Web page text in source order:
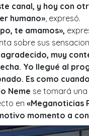
canal, y hoy con
humano» , expresó.
te amamos»,
sobre sus
muy
Yo llegué al
Es como
Neme se tomará
en «Meganoticias
momento a